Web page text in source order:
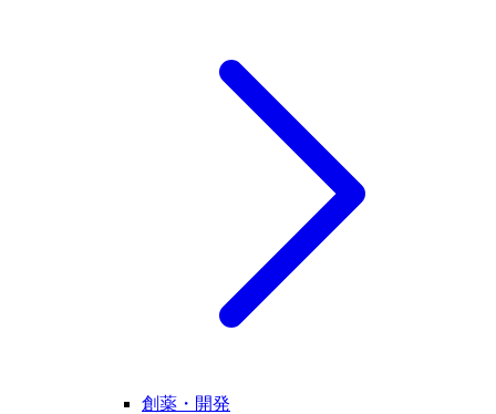
創薬・開発